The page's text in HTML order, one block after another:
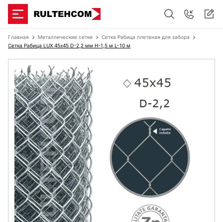
Главная Металлические сетки
Сетка Рабица плетеная для забора
Сетка Рабица LUX 45х45 D-2,2 мм H-1,5 м L-10 м